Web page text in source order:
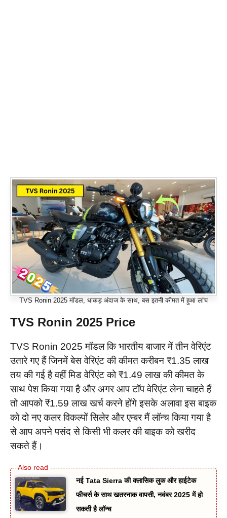
TVS Ronin 2025 मॉडल, धाकड़ अंदाज के साथ, बस इतनी कीमत में हुआ लांच
TVS Ronin 2025 Price
TVS Ronin 2025 मॉडल कि भारतीय बाजार में तीन वेरिएंट
उतारे गए हैं जिनमें बेस वेरिएंट की कीमत करीबन ₹1.35 लाख
तय की गई है वहीं मिड वेरिएंट को ₹1.49 लाख की कीमत के
साथ पेश किया गया है और अगर आप टॉप वेरिएंट लेना चाहते हैं
तो आपको ₹1.59 लाख खर्च करने होंगे इसके अलावा इस बाइक
को दो नए कलर विकल्पों सिलेर और एम्बर मैं लॉन्च किया गया है
से आप अपने पसंद से किसी भी कलर की बाइक को खरीद
सकते हैं।
नई Tata Sierra की क्लासिक लुक और हाईटेक
फीचर्स के साथ खतरनाक वापसी, नवंबर 2025 में हो
सकती है लॉन्च